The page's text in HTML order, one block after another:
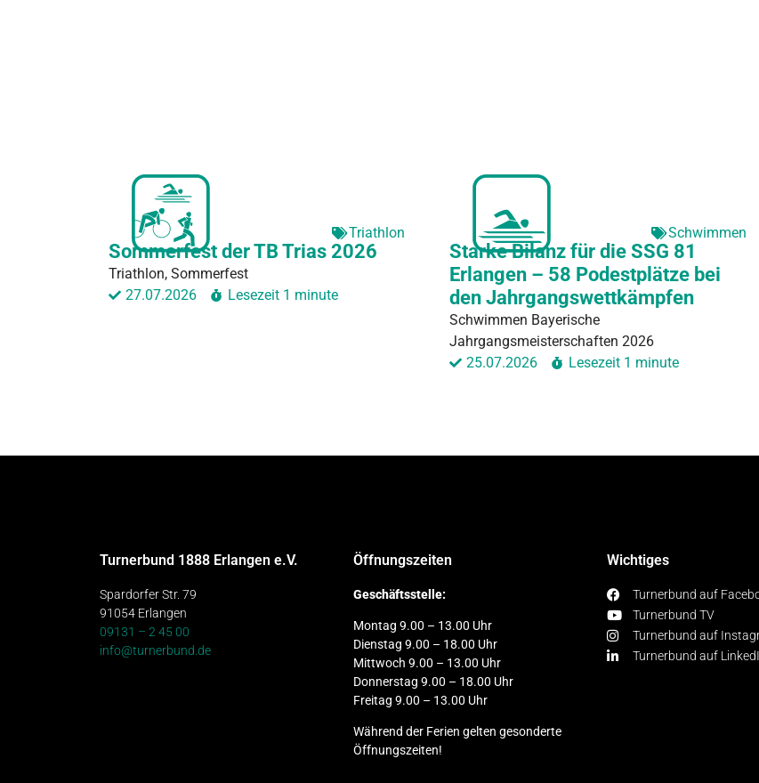
Triathlon
Sommerfest der TB Trias 2026
Triathlon, Sommerfest
27.07.2026
Lesezeit 1 minute
Schwimmen
Starke Bilanz für die SSG 81
Erlangen – 58 Podestplätze bei
den Jahrgangswettkämpfen
Schwimmen Bayerische
Jahrgangsmeisterschaften 2026
25.07.2026
Lesezeit 1 minute
Turnerbund 1888 Erlangen e.V.
Spardorfer Str. 79
91054 Erlangen
09131 – 2 45 00
info@turnerbund.de
Öffnungszeiten
Geschäftsstelle:
Montag 9.00 – 13.00 Uhr
Dienstag 9.00 – 18.00 Uhr
Mittwoch 9.00 – 13.00 Uhr
Donnerstag 9.00 – 18.00 Uhr
Freitag 9.00 – 13.00 Uhr
Während der Ferien gelten gesonderte
Öffnungszeiten!
Wichtiges
Turnerbund auf
Turnerbund TV
Turnerbund auf
Turnerbund auf